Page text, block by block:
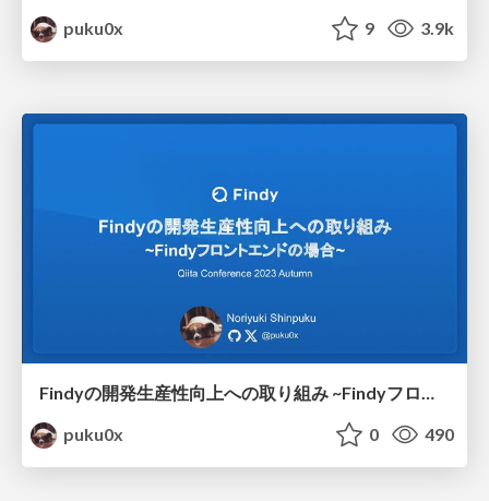
puku0x
9 3.9k
Findyの開発生産性向上への取り組み ~Findyフロントエンドの場合~
puku0x
0 490